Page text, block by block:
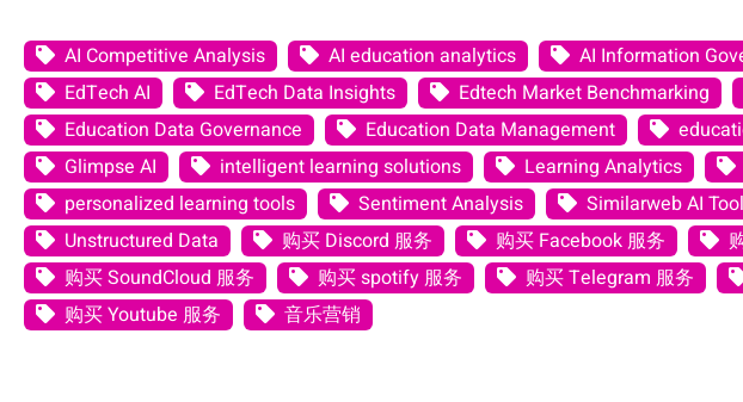
AI Competitive Analysis AI education analytics AI Information
EdTech AI
EdTech Data Insights Edtech Market Benchmarking
Education Data Governance
Education Data Management
Glimpse AI
intelligent learning solutions Learning Analytics
personalized learning tools
Sentiment Analysis Similarweb AI
Unstructured Data
购买 Discord 服务 购买 Facebook 服务
购买 SoundCloud 服务
购买 spotify 服务 购买 Telegram 服务
购买 Youtube 服务
音乐营销